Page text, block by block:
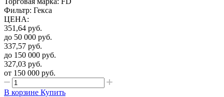
Фильтр: Гекса
ЦЕНА:
351,64 руб.
до 50 000 руб.
337,57 руб.
до 150 000 руб.
327,03 руб.
от 150 000 руб.
В корзине Купить